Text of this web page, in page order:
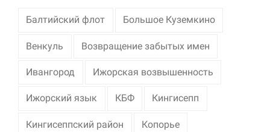
Балтийский флот Большое Куземкино
Венкуль Возвращение забытых имен
Ивангород Ижорская возвышенность
Ижорский язык КБФ Кингисепп
Кингисеппский район Копорье